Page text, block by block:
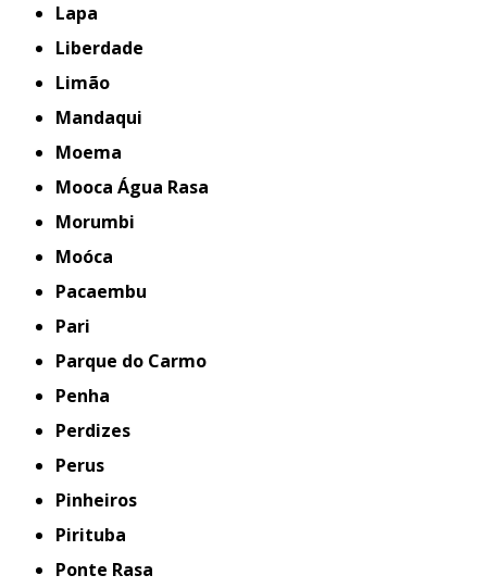
Lapa
Liberdade
Limão
Mandaqui
Moema
Mooca Água Rasa
Morumbi
Moóca
Pacaembu
Pari
Parque do Carmo
Penha
Perdizes
Perus
Pinheiros
Pirituba
Ponte Rasa